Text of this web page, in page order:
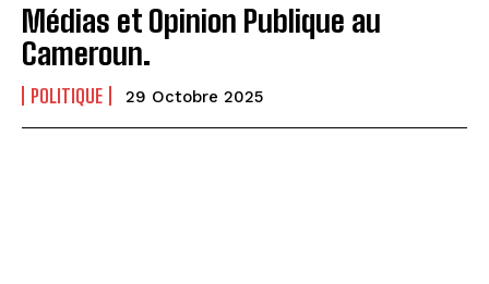
Médias et Opinion Publique au
Cameroun.
POLITIQUE 29 Octobre 2025